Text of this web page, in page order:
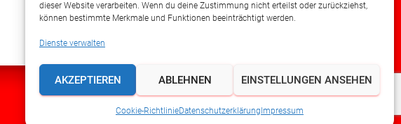
dieser Website verarbeiten. Wenn du deine Zustimmung nicht erteilst oder zurückziehst,
können bestimmte Merkmale und Funktionen beeinträchtigt werden.
Dienste verwalten
AKZEPTIEREN ABLEHNEN EINSTELLUNGEN ANSEHEN
Cookie-RichtlinieDatenschutzerklärung Impressum